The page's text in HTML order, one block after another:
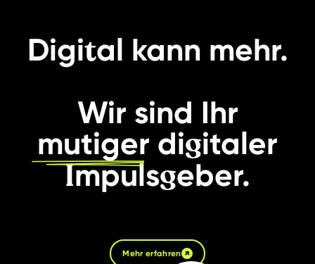
Digital kann mehr.
Wir sind Ihr
mutiger digitaler
Impulsgeber.
Mehr erfahren